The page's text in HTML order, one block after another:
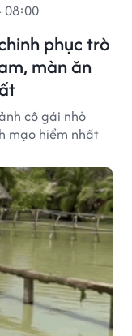
phục trò
màn ăn
08:00
cô gái nhỏ
mạo hiểm nhất